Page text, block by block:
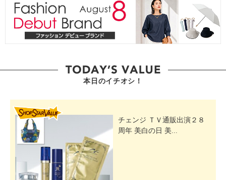
本日のイチオシ！
チェンジ ＴＶ通販出演２８
周年 美白の日 美...